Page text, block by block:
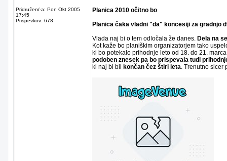
Pridružen/-a: Pon Okt 2005
17:45
Prispevkov: 678
Planica 2010 očitno bo
Planica čaka vladni "da" koncesiji za gradnjo
Vlada naj bi o tem odločala že danes. Dela na
Kot kaže bo planiškim organizatorjem tako
ki bo potekalo prihodnje leto od 18. do 21.
podoben znesek pa bo prispevala tudi
ki naj bi bil
končan čez štiri leta. Trenutno sicer